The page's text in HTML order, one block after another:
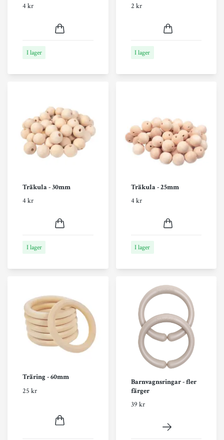
4 kr
I lager
2 kr
I lager
Träkula - 30mm
4 kr
I lager
Träkula - 25mm
4 kr
I lager
Träring - 60mm
25 kr
Barnvagnsringar - fler
färger
39 kr